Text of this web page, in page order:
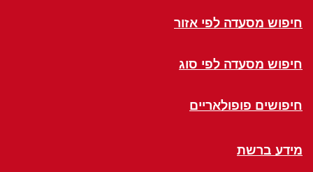
חיפוש מסעדה לפי אזור
חיפוש מסעדה לפי סוג
חיפושים פופולאריים
מידע ברשת